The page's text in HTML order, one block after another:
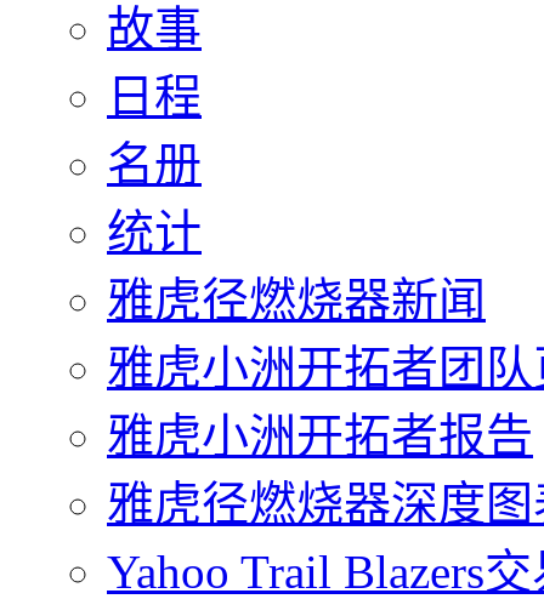
故事
日程
名册
统计
雅虎径燃烧器新闻
雅虎小洲开拓者团
雅虎小洲开拓者报告
雅虎径燃烧器深度图
Yahoo Trail Blazers